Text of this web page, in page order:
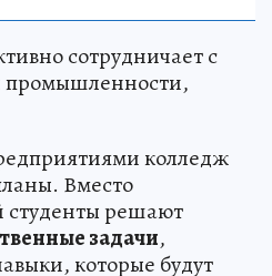
13 лет тайно
гостей
промышленности,
колледж
Вместо